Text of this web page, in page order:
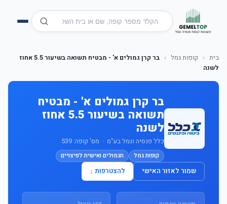
בית › קופות גמל ›
בר קרן גמולים א' - מבטיח תשואה בשיעור 5.5 אחוז
לשנה
בר קרן גמולים א' - מבטיח
תשואה בשיעור 5.5 אחוז
לשנה
כלל פנסיה וגמל בע"מ · מס' קופה: 539
קופות גמל תגמולים ואישית לפיצויים
שמור לאזור האישי להצטרפות ↓